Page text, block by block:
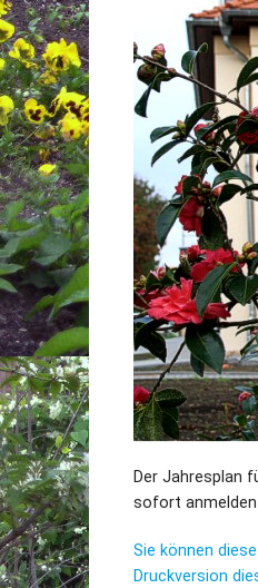
Der Jahresplan
sofort anmelden
Sie können
Druckversion